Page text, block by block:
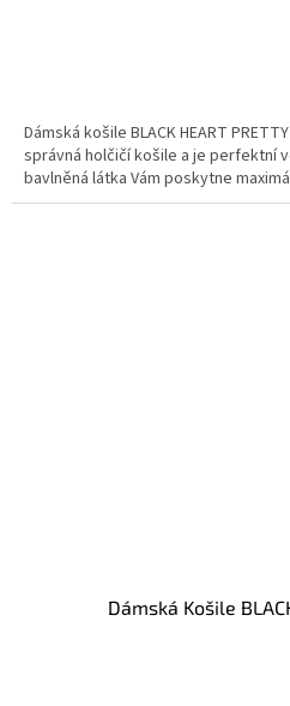
Dámská košile BLACK HEART
správná holčičí košile a je perfektní
bavlněná látka Vám poskytne
Dámská Košile